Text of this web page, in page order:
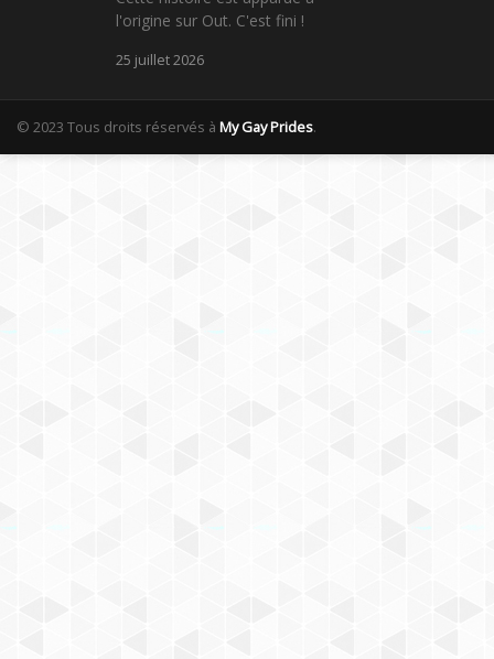
l'origine sur Out. C'est fini !
25 juillet 2026
© 2023 Tous droits réservés à My Gay Prides.